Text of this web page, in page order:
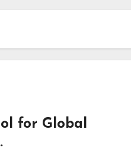
for Global